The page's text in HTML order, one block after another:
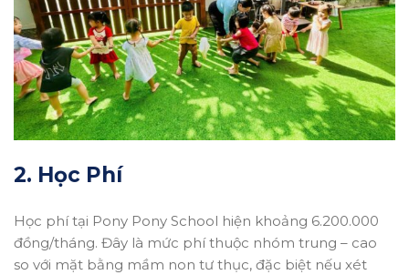
2. Học Phí
Học phí tại Pony Pony School hiện khoảng 6.200.000
đồng/tháng. Đây là mức phí thuộc nhóm trung – cao
so với mặt bằng mầm non tư thục, đặc biệt nếu xét